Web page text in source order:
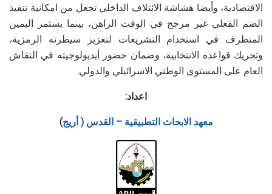
الاقتصادية، وأيضا هشاشة الائتلاف الداخلي تجعل من امكانية تنفيذ
الضم الفعلي غير مرجح في الوقت الراهن، بينما يستمر اليمين
المتطرف في استخدام التشريعات لتعزيز سيطرته الرمزية،
وتحريك قواعده الانتخابية، وضمان حضور أيديولوجيته في النقاش
العام على المستوى الوطني الاسرائيلي والدولي.
اعداد:
معهد الابحاث التطبيقية – القدس ( أريج)